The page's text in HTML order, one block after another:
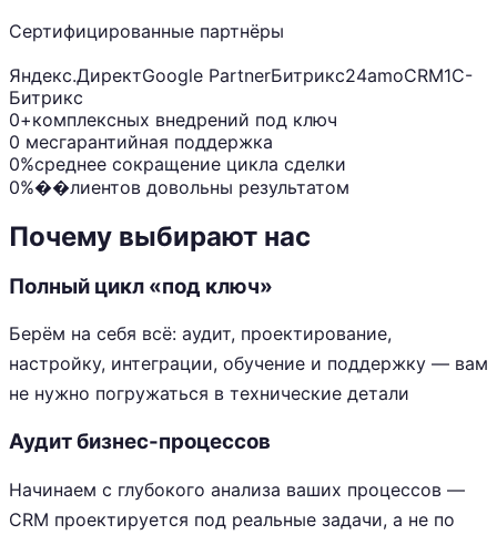
Сертифицированные партнёры
Яндекс.ДиректGoogle PartnerБитрикс24amoCRM1С-
Битрикс
0+комплексных внедрений под ключ
0 месгарантийная поддержка
0%среднее сокращение цикла сделки
0%��лиентов довольны результатом
Почему выбирают нас
Полный цикл «под ключ»
Берём на себя всё: аудит, проектирование,
настройку, интеграции, обучение и поддержку — вам
не нужно погружаться в технические детали
Аудит бизнес-процессов
Начинаем с глубокого анализа ваших процессов —
CRM проектируется под реальные задачи, а не по